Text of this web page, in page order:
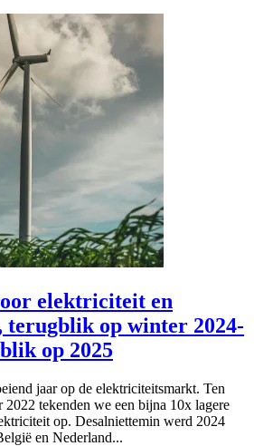
elektriciteit en
op winter 2024-
op 2025
jaar op de elektriciteitsmarkt. Ten
2022 tekenden we een bijna 10x lagere
op. Desalniettemin werd 2024
en Nederland...